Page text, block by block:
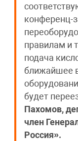
конференц-
правилам и
подача
ближайшее
будет
Пахомов,
член
Россия».